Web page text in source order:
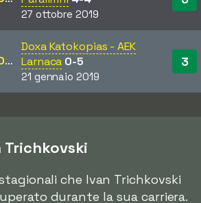
27 ottobre 2019
Doxa Katokopias - AEK
Larnaca 0-5
21 gennaio 2019
3
Trichkovski
che Ivan Trichkovski
durante la sua carriera.